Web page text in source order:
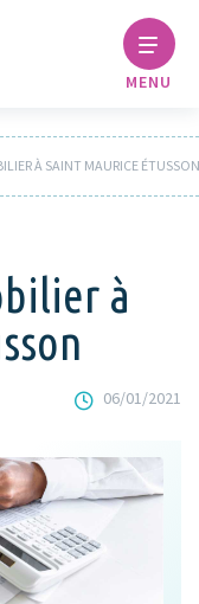
MENU
À SAINT MAURICE ÉTUSSON
à
06/01/2021